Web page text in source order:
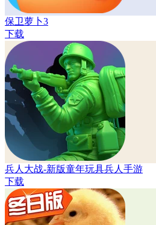
保卫萝卜3
下载
兵人大战-新版童年玩具兵人手游
下载